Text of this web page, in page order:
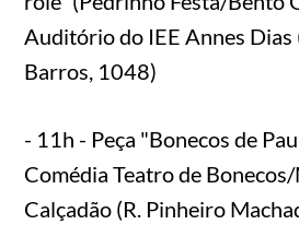
Auditório do IEE Annes Dias
Barros, 1048)
- 11h - Peça "Bonecos de
Comédia Teatro de
Calçadão (R. Pinheiro